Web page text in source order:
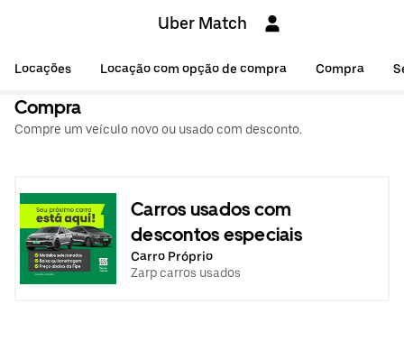
Uber Match
Locações Locação com opção de compra Compra
Compra
Compre um veículo novo ou usado com desconto.
Carros usados com
descontos especiais
Carro Próprio
Zarp carros usados